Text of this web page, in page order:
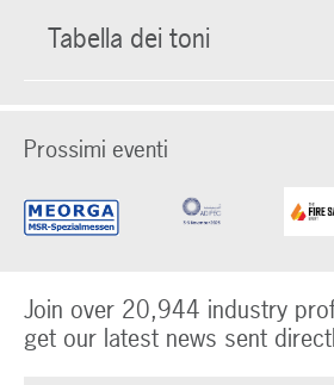
Tabella dei toni
Prossimi eventi
Join over 20,944 industry
get our latest news sent